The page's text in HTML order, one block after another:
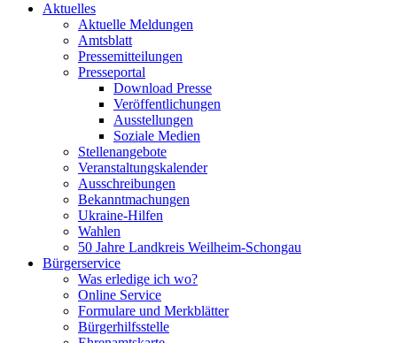
Aktuelles
Aktuelle Meldungen
Amtsblatt
Pressemitteilungen
Presseportal
Download Presse
Veröffentlichungen
Ausstellungen
Soziale Medien
Stellenangebote
Veranstaltungskalender
Ausschreibungen
Bekanntmachungen
Ukraine-Hilfen
Wahlen
50 Jahre Landkreis Weilheim-Schongau
Bürgerservice
Was erledige ich wo?
Online Service
Formulare und Merkblätter
Bürgerhilfsstelle